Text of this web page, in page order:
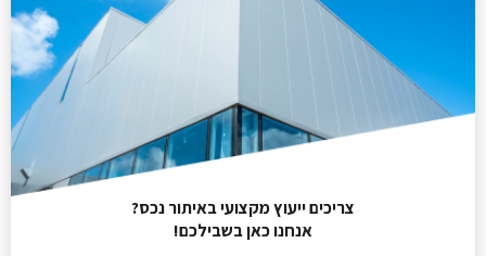
צריכים ייעוץ מקצועי באיתור נכס?
אנחנו כאן בשבילכם!